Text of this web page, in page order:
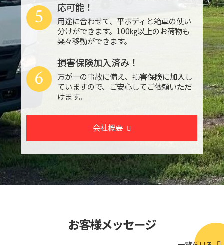
応可能！
用途に合わせて、平ボディと箱車の使い
分けができます。100㎏以上のお荷物も
楽々移動ができます。
5
損害保険加入済み！
万が一の事故に備え、損害保険に加入し
ていますので、ご安心してご依頼いただ
けます。
6
会社概要
お客様メッセージ